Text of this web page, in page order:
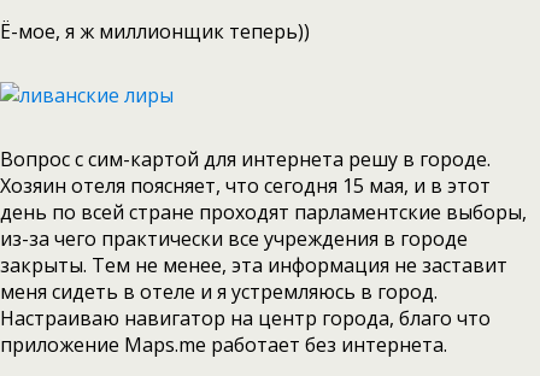
Ё-мое, я ж миллионщик теперь))
Вопрос с сим-картой для интернета решу в городе.
Хозяин отеля поясняет, что сегодня 15 мая, и в этот
день по всей стране проходят парламентские выборы,
из-за чего практически все учреждения в городе
закрыты. Тем не менее, эта информация не заставит
меня сидеть в отеле и я устремляюсь в город.
Настраиваю навигатор на центр города, благо что
приложение Maps.me работает без интернета.